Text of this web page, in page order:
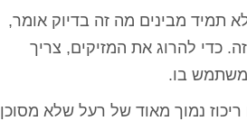
תמיד מבינים מה זה בדיוק אומר,
כדי להרוג את המזיקים, צריך
משתמש בו.
נמוך מאוד של רעל שלא מסוכן